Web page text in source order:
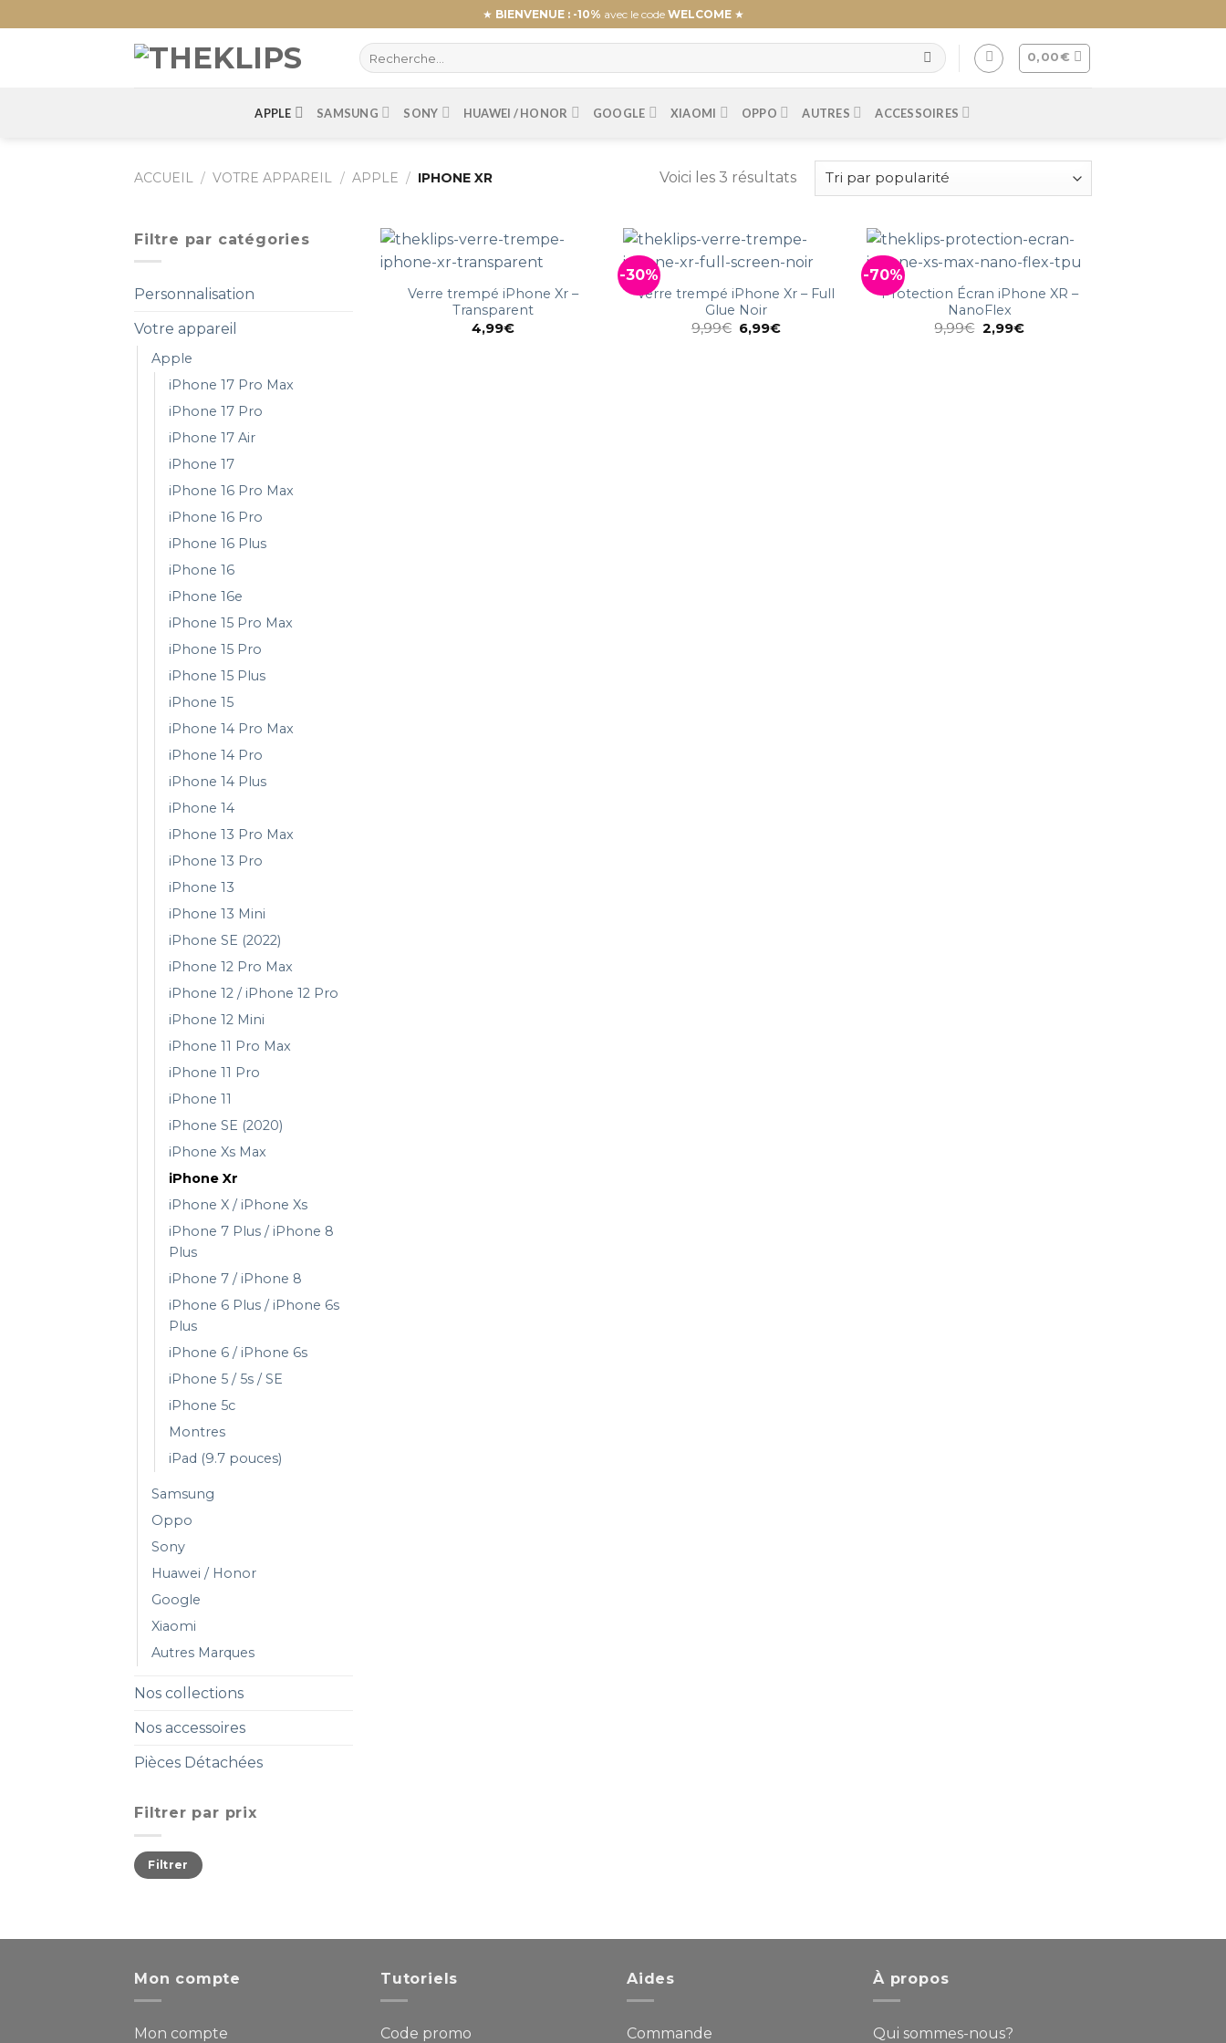
to
★ BIENVENUE : -10% avec le code WELCOME★
0,00€
APPLE SAMSUNG SONY HUAWEI / HONOR GOOGLE XIAOMI OPPO AUTRES ACCESSOIRES
ACCUEIL / VOTRE APPAREIL / APPLE / IPHONE XR Voici les 3 résultats
Filtre par catégories
Personnalisation
Votre appareil
Apple
iPhone 17 Pro Max
iPhone 17 Pro
iPhone 17 Air
iPhone 17
iPhone 16 Pro Max
iPhone 16 Pro
iPhone 16 Plus
iPhone 16
iPhone 16e
iPhone 15 Pro Max
iPhone 15 Pro
iPhone 15 Plus
iPhone 15
iPhone 14 Pro Max
iPhone 14 Pro
iPhone 14 Plus
iPhone 14
iPhone 13 Pro Max
iPhone 13 Pro
iPhone 13
iPhone 13 Mini
iPhone SE (2022)
iPhone 12 Pro Max
iPhone 12 / iPhone 12 Pro
iPhone 12 Mini
iPhone 11 Pro Max
iPhone 11 Pro
iPhone 11
iPhone SE (2020)
iPhone Xs Max
iPhone Xr
iPhone X / iPhone Xs
iPhone 7 Plus / iPhone 8
Plus
iPhone 7 / iPhone 8
iPhone 6 Plus / iPhone 6s
Plus
iPhone 6 / iPhone 6s
iPhone 5 / 5s / SE
iPhone 5c
Montres
iPad (9.7 pouces)
Samsung
Oppo
Sony
Huawei / Honor
Google
Xiaomi
Autres Marques
Nos collections
Nos accessoires
Pièces Détachées
Filtrer par prix
Filtrer
Verre trempé iPhone Xr –
Transparent
4,99€
-30%
Verre trempé iPhone Xr – Full
Glue Noir
9,99€ 6,99€
-70%
Protection Écran iPhone XR –
NanoFlex
9,99€ 2,99€
Mon compte
Mon compte
Tutoriels
Code promo
Aides
Commande
À propos
Qui sommes-nous?